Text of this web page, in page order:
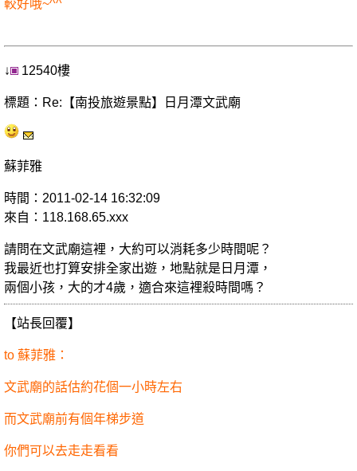
較好哦~^^
↓ 12540樓
標題：Re:【南投旅遊景點】日月潭文武廟
蘇菲雅
時間：2011-02-14 16:32:09
來自：118.168.65.xxx
請問在文武廟這裡，大約可以消耗多少時間呢？
我最近也打算安排全家出遊，地點就是日月潭，
兩個小孩，大的才4歲，適合來這裡殺時間嗎？
【站長回覆】
to 蘇菲雅：
文武廟的話估約花個一小時左右
而文武廟前有個年梯步道
你們可以去走走看看